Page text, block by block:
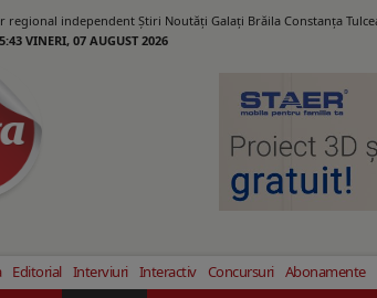
regional independent Știri Noutăți Galaţi Brăila Constanţa
VINERI, 07 AUGUST 2026
Editorial Interviuri Interactiv Concursuri Abonamente